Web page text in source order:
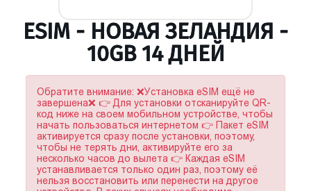
ESIM - НОВАЯ ЗЕЛАНДИЯ -
10GB 14 ДНЕЙ
Обратите внимание: ❌Установка eSIM ещё не
завершена❌ 👉 Для установки отсканируйте QR-
код ниже на своем мобильном устройстве, чтобы
начать пользоваться интернетом 👉 Пакет eSIM
активируется сразу после установки, поэтому,
чтобы не терять дни, активируйте его за
несколько часов до вылета 👉 Каждая eSIM
устанавливается только один раз, поэтому её
нельзя восстановить или перенести на другое